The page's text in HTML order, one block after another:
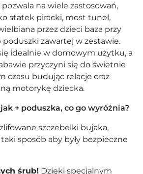
na wiele zastosowań,
statek piracki, most tunel,
przez dzieci baza przy
poduszki zawartej w zestawie.
idealnie w domowym użytku, a
przyczyni się do świetnie
czasu budując relacje oraz
motorykę dziecka.
+ poduszka, co go wyróżnia?
szczebelki bujaka,
sposób aby były bezpieczne
śrub! Dzięki specjalnym